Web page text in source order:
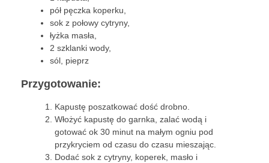
śniadania
przekąski
zapiekanki
chleby
sosy i pasty
napoje
fit
pół pęczka koperku,
sok z połowy cytryny,
łyżka masła,
2 szklanki wody,
sól, pieprz
Przygotowanie:
Kapustę poszatkować dość drobno.
Włożyć kapustę do garnka, zalać wodą i
gotować ok 30 minut na małym ogniu pod
przykryciem od czasu do czasu mieszając.
Dodać sok z cytryny, koperek, masło i